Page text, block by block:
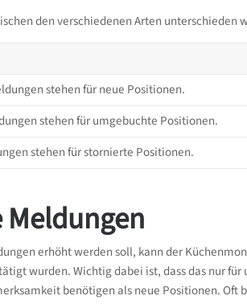
den verschiedenen Arten unterschieden
stehen für neue Positionen.
stehen für umgebuchte Positionen.
stehen für stornierte Positionen.
erhöht werden soll, kann der
wurden. Wichtig dabei ist, dass das nur
benötigen als neue Positionen. Oft